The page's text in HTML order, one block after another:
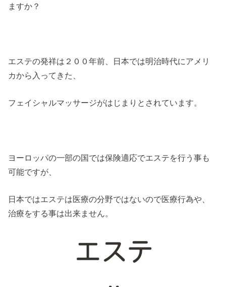
ますか？
エステの発祥は２００年前、日本では明治時代にアメリ
カから入ってきた、
フェイシャルマッサージがはじまりとされています。
ヨーロッパの一部の国では保険適応でエステを行う事も
可能ですが、
日本ではエステは医療の分野ではないので医療行為や、
治療をする事は出来ません。